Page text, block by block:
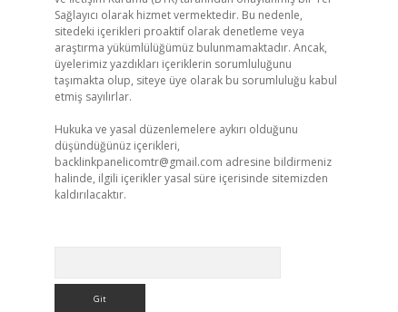
Sağlayıcı olarak hizmet vermektedir. Bu nedenle,
sitedeki içerikleri proaktif olarak denetleme veya
araştırma yükümlülüğümüz bulunmamaktadır. Ancak,
üyelerimiz yazdıkları içeriklerin sorumluluğunu
taşımakta olup, siteye üye olarak bu sorumluluğu kabul
etmiş sayılırlar.
Hukuka ve yasal düzenlemelere aykırı olduğunu
düşündüğünüz içerikleri,
backlinkpanelicomtr@gmail.com adresine bildirmeniz
halinde, ilgili içerikler yasal süre içerisinde sitemizden
kaldırılacaktır.